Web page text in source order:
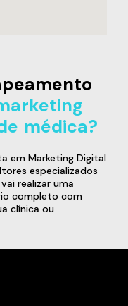
médica?
em Marketing Digital
especializados
realizar uma
completo com
clínica ou